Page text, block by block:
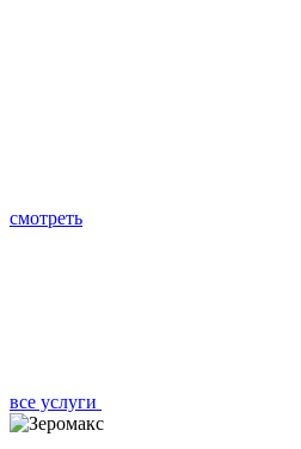
смотреть
все услуги